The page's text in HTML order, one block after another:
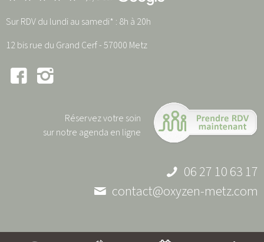
Sur RDV du lundi au samedi* : 8h à 20h
12 bis rue du Grand Cerf - 57000 Metz
Réservez votre soin
sur notre agenda en ligne
06 27 10 63 17
contact@oxyzen-metz.com
Mentions légales